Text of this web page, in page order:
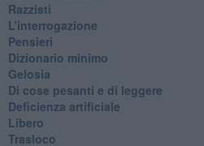
Razzisti
​L’interrogazione
Pensieri
​Dizionario minimo
Gelosia
Di cose pesanti e di leggere
​Deficienza artificiale
Libero
Trasloco